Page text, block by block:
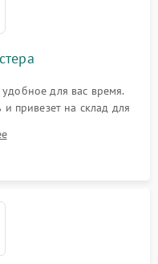
для вас время.
привезет на склад для